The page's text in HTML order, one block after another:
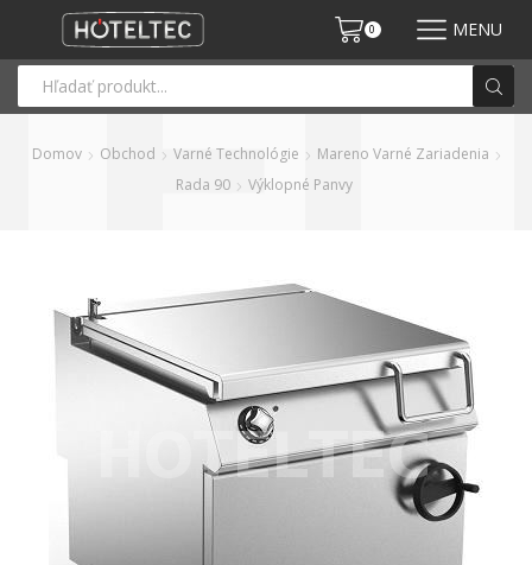
0 MENU
Domov Obchod Varné Technológie
Mareno Varné Zariadenia
Rada 90
Výklopné Panvy